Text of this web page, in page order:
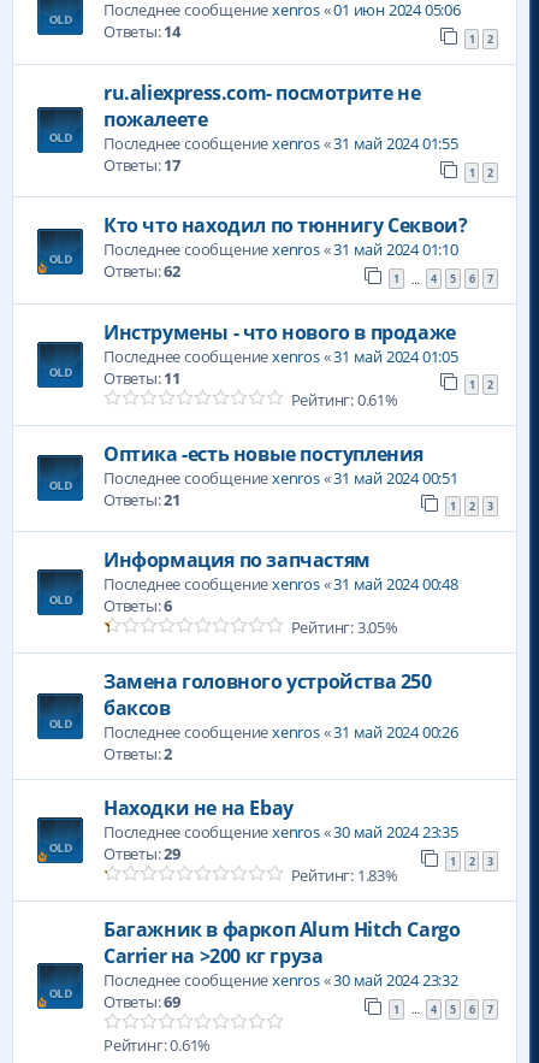
Последнее сообщениеxenros«01 июн 2024 05:06
Ответы:14 1 2
ru.aliexpress.com- посмотрите не
пожалеете
Последнее сообщениеxenros«31 май 2024 01:55
Ответы:17 1 2
Кто что находил по тюннигу Секвои?
Последнее сообщениеxenros«31 май 2024 01:10
Ответы:62 1 4 5 6 7
Инструмены - что нового в продаже
Последнее сообщениеxenros«31 май 2024 01:05
Ответы:11 1 2
Рейтинг: 0.61%
Оптика -есть новые поступления
Последнее сообщениеxenros«31 май 2024 00:51
Ответы:21 1 2 3
Информация по запчастям
Последнее сообщениеxenros«31 май 2024 00:48
Ответы:6
Рейтинг: 3.05%
Замена головного устройства 250
баксов
Последнее сообщениеxenros«31 май 2024 00:26
Ответы:2
Находки не на Ebay
Последнее сообщениеxenros«30 май 2024 23:35
Ответы:29 1 2 3
Рейтинг: 1.83%
Багажник в фаркоп Alum Hitch Cargo
Carrier на >200 кг груза
Последнее сообщениеxenros«30 май 2024 23:32
Ответы:69 1 … 4 5 6 7
Рейтинг: 0.61%